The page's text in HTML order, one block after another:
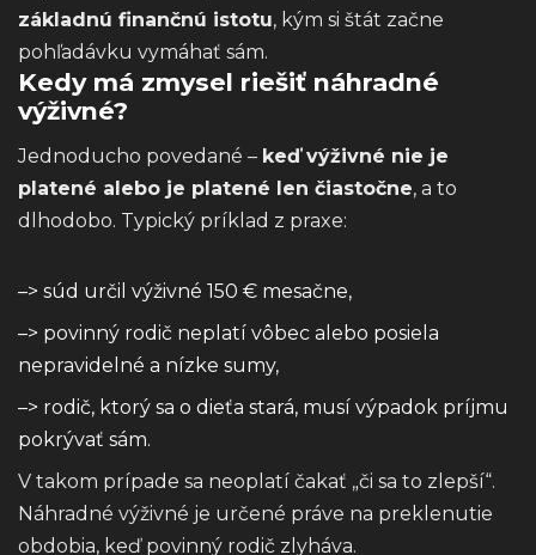
základnú finančnú istotu, kým si štát začne
pohľadávku vymáhať sám.
Kedy má zmysel riešiť náhradné
výživné?
Jednoducho povedané – keď výživné nie je
platené alebo je platené len čiastočne, a to
dlhodobo. Typický príklad z praxe:
–> súd určil výživné 150 € mesačne,
–> povinný rodič neplatí vôbec alebo posiela
nepravidelné a nízke sumy,
–> rodič, ktorý sa o dieťa stará, musí výpadok príjmu
pokrývať sám.
V takom prípade sa neoplatí čakať „či sa to zlepší“.
Náhradné výživné je určené práve na preklenutie
obdobia, keď povinný rodič zlyháva.